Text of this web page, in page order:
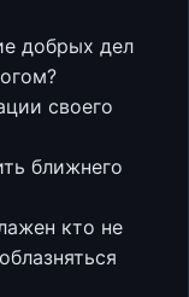
добрых дел
своего
ближнего
кто не